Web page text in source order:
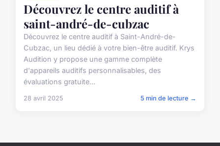
Découvrez le centre auditif à
saint-andré-de-cubzac
Découvrez le centre auditif à Saint-André-de-
Cubzac, un lieu dédié à votre bien-être auditif. Krys
Audition y propose une gamme complète
d'appareils auditifs personnalisables, des
évaluations gratuite...
28 avril 2025 5 min de lecture →